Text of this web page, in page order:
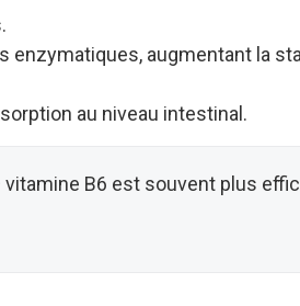
enzymatiques, augmentant la
au niveau intestinal.
B6 est souvent plus